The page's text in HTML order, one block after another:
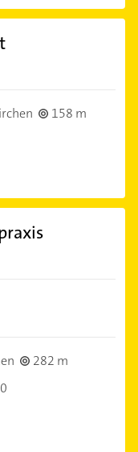
158 m
282 m